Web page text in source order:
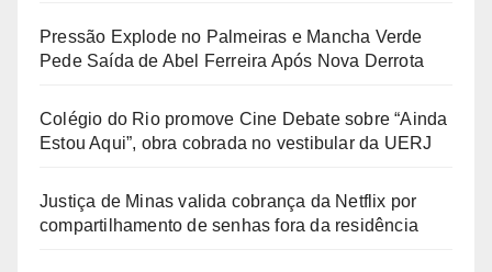
Pressão Explode no Palmeiras e Mancha Verde
Pede Saída de Abel Ferreira Após Nova Derrota
Colégio do Rio promove Cine Debate sobre “Ainda
Estou Aqui”, obra cobrada no vestibular da UERJ
Justiça de Minas valida cobrança da Netflix por
compartilhamento de senhas fora da residência